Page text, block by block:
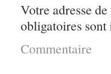
Votre adresse
obligatoires sont
Commentaire